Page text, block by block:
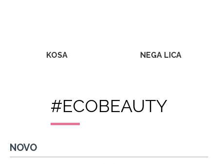
KOSA NEGA LICA
#ECOBEAUTY
NOVO